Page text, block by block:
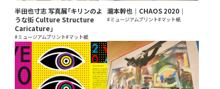
半田也寸志 写真展「キリンのよ
うな街 Culture Structure
Caricature」
#ミュージアムプリント#マット紙
瀧本幹也｜CHAOS 2020｜
#ミュージアムプリント#マット紙